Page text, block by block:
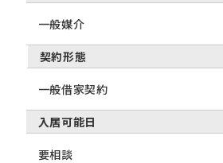
一般媒介
契約形態
一般借家契約
入居可能日
要相談